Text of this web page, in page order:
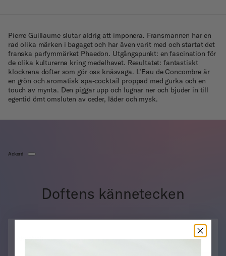
Pierre Guillaume slutar aldrig att imponera. Fransmannen har en
rad olika märken i bagaget och har även varit med och startat det
franska parfymmärket Phaedon. Utgångspunkt: en fascination för
de olika kulturerna kring medelhavet. Resultatet: fantastiskt
klockrena dofter som gör oss knäsvaga. L’Eau de Concombre är
en grön och aromatisk spa-cocktail proppad med gurka och en
touch av mynta. Den piggar upp och lugnar ner och bjuder in till
egentid ömt omsluten av ceder, läder och mysk.
Ackord
Doftens kännetecken
Akvatisk